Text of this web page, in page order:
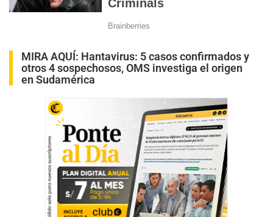
MIRA AQUÍ: Hantavirus: 5 casos confirmados y
otros 4 sospechosos, OMS investiga el origen
en Sudamérica